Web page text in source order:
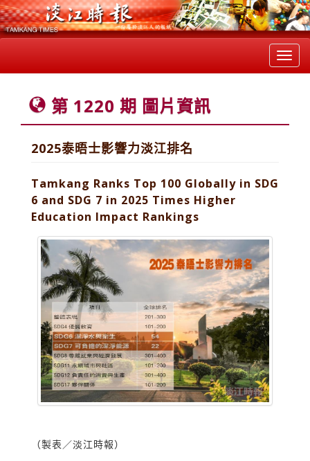
第 1220 期 圖片資訊
2025泰晤士影響力淡江排名
Tamkang Ranks Top 100 Globally in SDG
6 and SDG 7 in 2025 Times Higher
Education Impact Rankings
（製表／淡江時報）